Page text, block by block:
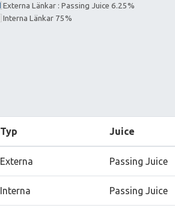
Externa Länkar : Passing Juice 6.25%
Interna Länkar 75%
Typ Juice
Externa Passing Juice
Interna Passing Juice